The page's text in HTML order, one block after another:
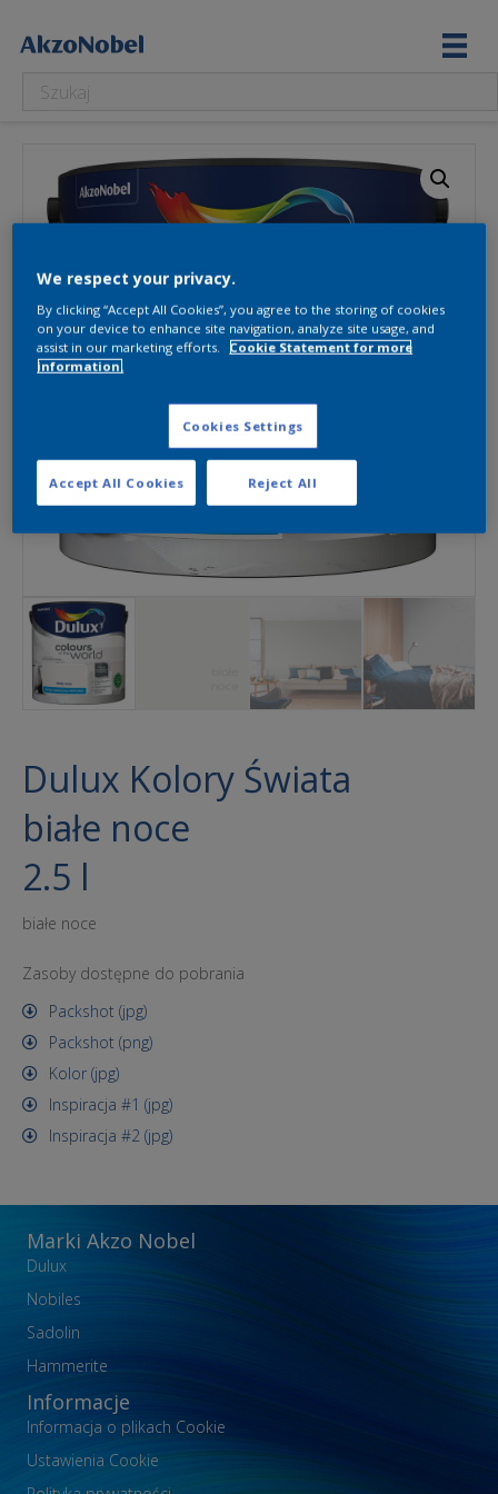
Dulux Kolory Świata
białe noce
2.5 l
białe noce
Zasoby dostępne do pobrania
Packshot (jpg)
Packshot (png)
Kolor (jpg)
Inspiracja #1 (jpg)
Inspiracja #2 (jpg)
Marki Akzo Nobel
Dulux
Nobiles
Sadolin
Hammerite
Informacje
Informacja o plikach Cookie
Ustawienia Cookie
We respect your privacy.
By clicking “Accept All Cookies”, you agree to the storing of cookies
on your device to enhance site navigation, analyze site usage, and
assist in our marketing efforts.
Cookie Statement for more
information.
Cookies Settings
Reject All
Accept All Cookies